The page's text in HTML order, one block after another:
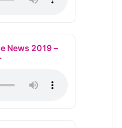
News 2019 –